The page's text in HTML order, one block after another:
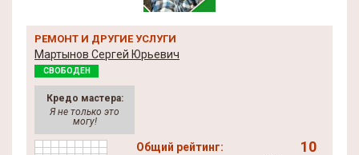
РЕМОНТ И ДРУГИЕ УСЛУГИ
Мартынов Сергей Юрьевич
СВОБОДЕН
Кредо мастера:
Я не только это
могу!
Общий рейтинг: 10